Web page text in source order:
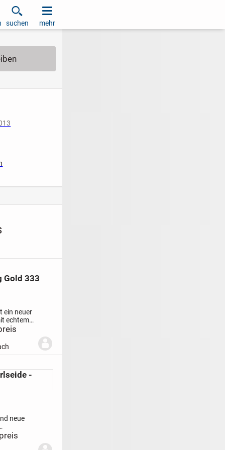
suchen mehr
Gold 333
ein neuer
echtem
Ring hat
18 / 55.
-
neue
Farben
Stärken